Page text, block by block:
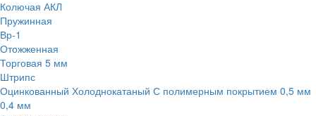
Колючая АКЛ
Пружинная
Вр-1
Отожженная
Торговая 5 мм
Штрипс
Оцинкованный Холоднокатаный С полимерным покрытием 0,5 мм
0,4 мм